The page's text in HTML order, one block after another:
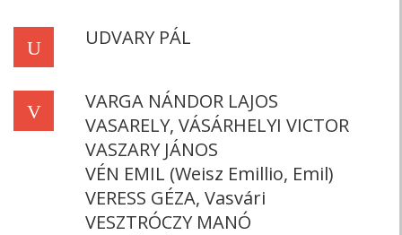
U UDVARY PÁL
V
VARGA NÁNDOR LAJOS
VASARELY, VÁSÁRHELYI VICTOR
VASZARY JÁNOS
VÉN EMIL (Weisz Emillio, Emil)
VERESS GÉZA, Vasvári
VESZTRÓCZY MANÓ